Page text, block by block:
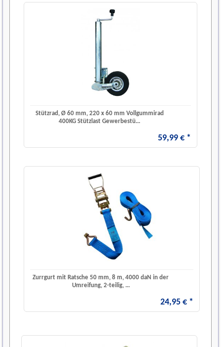
Stützrad, Ø 60 mm, 220 x 60 mm Vollgummirad
400KG Stützlast Gewerbestü...
59,99 € *
Zurrgurt mit Ratsche 50 mm, 8 m, 4000 daN in der
Umreifung, 2-teilig, ...
24,95 € *